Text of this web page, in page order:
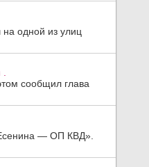
на одной из улиц
сообщил глава
— ОП КВД».